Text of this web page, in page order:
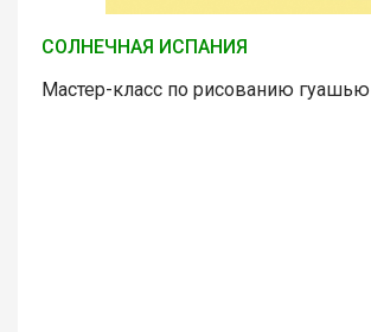
СОЛНЕЧНАЯ ИСПАНИЯ
Мастер-класс по рисованию гуашью